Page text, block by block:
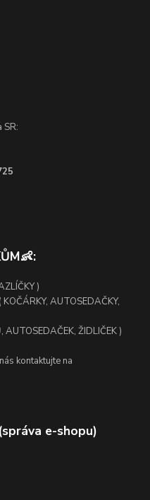
SR:
)
KOČÁRKY, AUTOSEDAČKY,
AUTOSEDAČEK, ŽIDLIČEK )
kontaktujte na
e-shopu)